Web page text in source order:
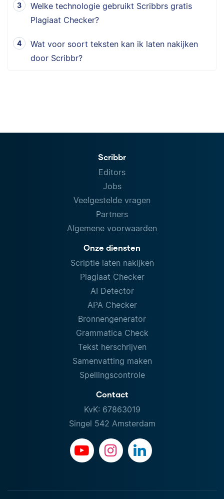
Welke technologie gebruikt Scribbrs gratis
Plagiaat Checker?
Wat voor soort teksten kan ik laten nakijken
door Scribbr?
Scribbr
Editors
Jobs
Veelgestelde vragen
Partners
Algemene voorwaarden
Onze diensten
Scriptie laten nakijken
Plagiaat Checker
AI Detector
APA Checker
Bronnengenerator
Grammatica Check
Tekst herschrijven
Samenvatting maken
Spellingscontrole
Contact
KvK: 67863019
Singel 542 Amsterdam